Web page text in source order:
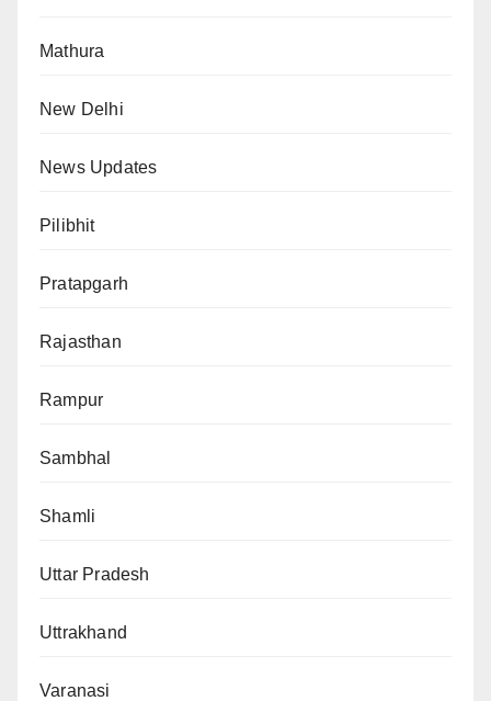
Mathura
New Delhi
News Updates
Pilibhit
Pratapgarh
Rajasthan
Rampur
Sambhal
Shamli
Uttar Pradesh
Uttrakhand
Varanasi